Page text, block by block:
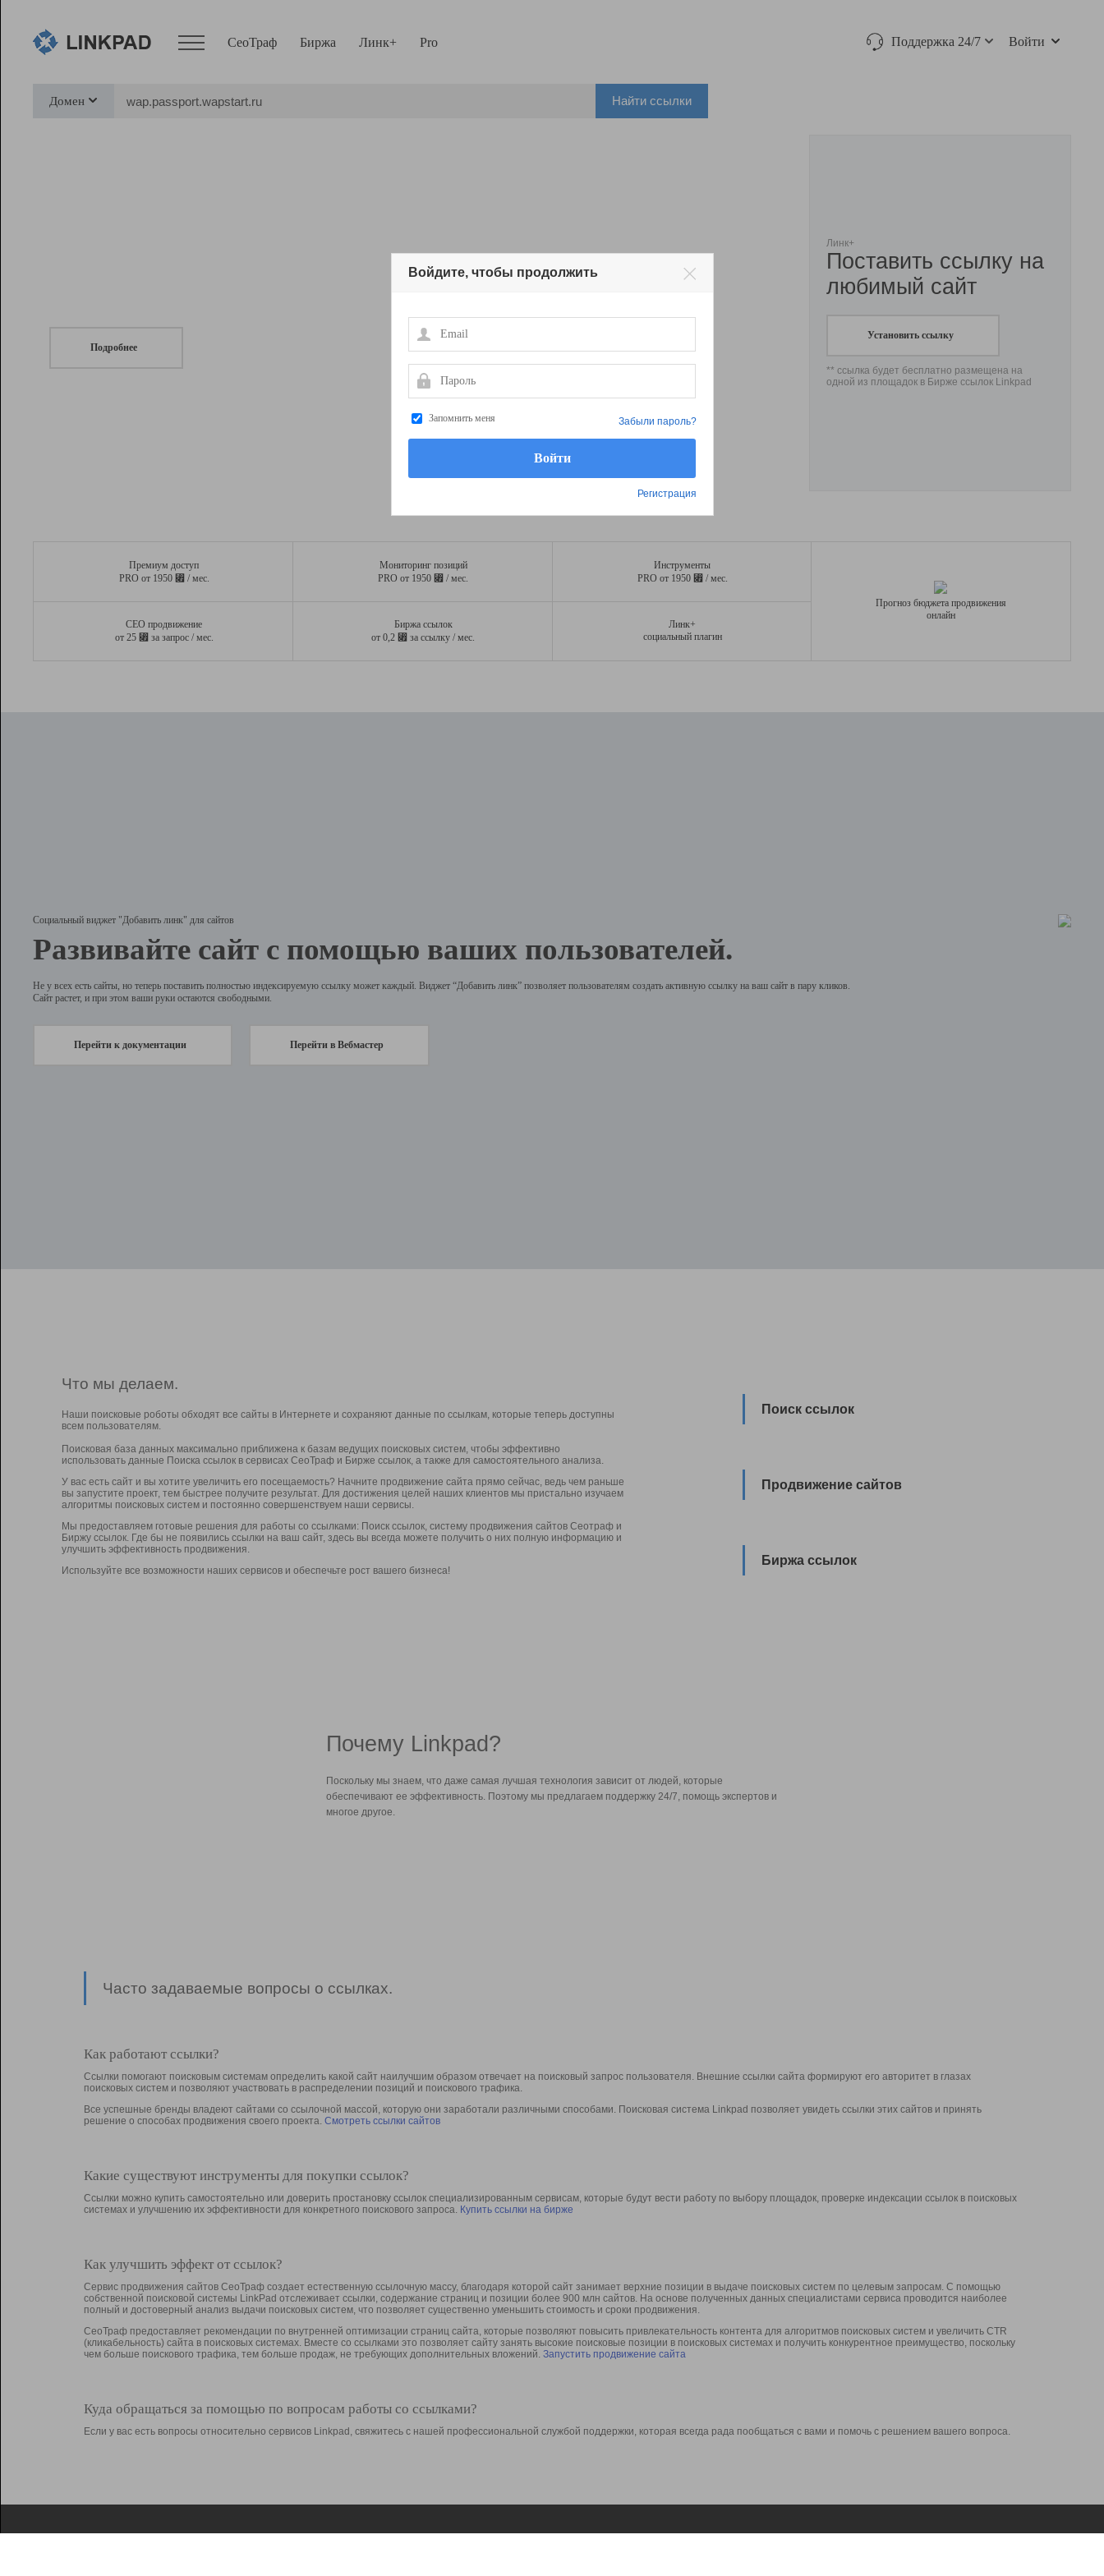
СеоТраф Биржа Линк+ Pro Поддержка 24/7 Войти
Домен Найти ссылки
Подробнее
Линк+
Поставить ссылку на
любимый сайт
Установить ссылку
** ссылка будет бесплатно размещена на
одной из площадок в Бирже ссылок Linkpad
Премиум доступ
PRO от 1950 ⃏ / мес.
Мониторинг позиций
PRO от 1950 ⃏ / мес.
Инструменты
PRO от 1950 ⃏ / мес.
СЕО продвижение
от 25 ⃏ за запрос / мес.
Биржа ссылок
от 0,2 ⃏ за ссылку / мес.
Линк+
социальный плагин
Прогноз бюджета продвижения
онлайн
Социальный виджет "Добавить линк" для сайтов
Развивайте сайт с помощью ваших пользователей.
Не у всех есть сайты, но теперь поставить полностью индексируемую ссылку может каждый. Виджет “Добавить линк” позволяет пользователям создать активную ссылку на ваш сайт в пару кликов.
Сайт растет, и при этом ваши руки остаются свободными.
Перейти к документации Перейти в Вебмастер
Что мы делаем.
Наши поисковые роботы обходят все сайты в Интернете и сохраняют данные по ссылкам, которые теперь доступны
всем пользователям.
Поисковая база данных максимально приближена к базам ведущих поисковых систем, чтобы эффективно
использовать данные Поиска ссылок в сервисах СеоТраф и Бирже ссылок, а также для самостоятельного анализа.
У вас есть сайт и вы хотите увеличить его посещаемость? Начните продвижение сайта прямо сейчас, ведь чем раньше
вы запустите проект, тем быстрее получите результат. Для достижения целей наших клиентов мы пристально изучаем
алгоритмы поисковых систем и постоянно совершенствуем наши сервисы.
Мы предоставляем готовые решения для работы со ссылками: Поиск ссылок, систему продвижения сайтов Сеотраф и
Биржу ссылок. Где бы не появились ссылки на ваш сайт, здесь вы всегда можете получить о них полную информацию и
улучшить эффективность продвижения.
Используйте все возможности наших сервисов и обеспечьте рост вашего бизнеса!
Поиск ссылок
Продвижение сайтов
Биржа ссылок
Почему Linkpad?
Поскольку мы знаем, что даже самая лучшая технология зависит от людей, которые
обеспечивают ее эффективность. Поэтому мы предлагаем поддержку 24/7, помощь экспертов и
многое другое.
Часто задаваемые вопросы о ссылках.
Как работают ссылки?
Ссылки помогают поисковым системам определить какой сайт наилучшим образом отвечает на поисковый запрос пользователя. Внешние ссылки сайта формируют его авторитет в глазах
поисковых систем и позволяют участвовать в раcпределении позиций и поискового трафика.
Все успешные бренды владеют сайтами со ссылочной массой, которую они заработали различными способами. Поисковая система Linkpad позволяет увидеть ссылки этих сайтов и принять
решение о способах продвижения своего проекта. Смотреть ссылки сайтов
Какие существуют инструменты для покупки ссылок?
Ссылки можно купить самостоятельно или доверить простановку ссылок специализированным сервисам, которые будут вести работу по выбору площадок, проверке индексации ссылок в поисковых
системах и улучшению их эффективности для конкретного поискового запроса. Купить ссылки на бирже
Как улучшить эффект от ссылок?
Сервис продвижения сайтов СеоТраф создает естественную ссылочную массу, благодаря которой сайт занимает верхние позиции в выдаче поисковых систем по целевым запросам. С помощью
собственной поисковой системы LinkPad отслеживает ссылки, содержание страниц и позиции более 900 млн сайтов. На основе полученных данных специалистами сервиса проводится наиболее
полный и достоверный анализ выдачи поисковых систем, что позволяет существенно уменьшить стоимость и сроки продвижения.
СеоТраф предоставляет рекомендации по внутренней оптимизации страниц сайта, которые позволяют повысить привлекательность контента для алгоритмов поисковых систем и увеличить CTR
(кликабельность) сайта в поисковых системах. Вместе со ссылками это позволяет сайту занять высокие поисковые позиции в поисковых системах и получить конкурентное преимущество, поскольку
чем больше поискового трафика, тем больше продаж, не требующих дополнительных вложений. Запустить продвижение сайта
Куда обращаться за помощью по вопросам работы со ссылками?
Если у вас есть вопросы относительно сервисов Linkpad, свяжитесь с нашей профессиональной службой поддержки, которая всегда рада пообщаться с вами и помочь с решением вашего вопроса.
Войдите, чтобы продолжить
Email
Пароль
Запомнить меня
Регистрация
Забыли пароль?